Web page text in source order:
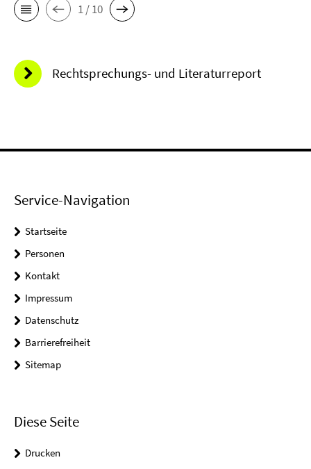
1 / 10
Rechtsprechungs- und Literaturreport
Service-Navigation
Startseite
Personen
Kontakt
Impressum
Datenschutz
Barrierefreiheit
Sitemap
Diese Seite
Drucken